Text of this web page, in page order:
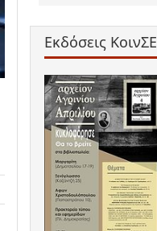
Εκδόσεις